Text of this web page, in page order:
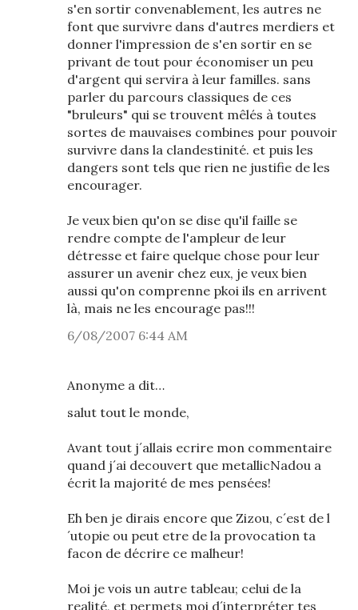
s'en sortir convenablement, les autres ne
font que survivre dans d'autres merdiers et
donner l'impression de s'en sortir en se
privant de tout pour économiser un peu
d'argent qui servira à leur familles. sans
parler du parcours classiques de ces
"bruleurs" qui se trouvent mêlés à toutes
sortes de mauvaises combines pour pouvoir
survivre dans la clandestinité. et puis les
dangers sont tels que rien ne justifie de les
encourager.
Je veux bien qu'on se dise qu'il faille se
rendre compte de l'ampleur de leur
détresse et faire quelque chose pour leur
assurer un avenir chez eux, je veux bien
aussi qu'on comprenne pkoi ils en arrivent
là, mais ne les encourage pas!!!
6/08/2007 6:44 AM
Anonyme a dit…
salut tout le monde,
Avant tout j´allais ecrire mon commentaire
quand j´ai decouvert que metallicNadou a
écrit la majorité de mes pensées!
Eh ben je dirais encore que Zizou, c´est de l
´utopie ou peut etre de la provocation ta
facon de décrire ce malheur!
Moi je vois un autre tableau; celui de la
realité, et permets moi d´interpréter tes